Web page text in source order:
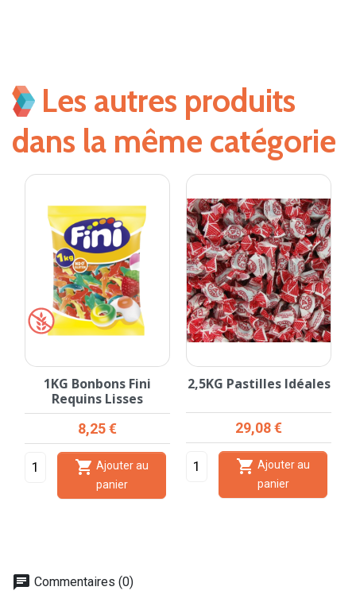
Les autres produits
dans la même catégorie
1KG Bonbons Fini
Requins Lisses
Prix
8,25 €
 Ajouter au
panier
2,5KG Pastilles Idéales
Prix
29,08 €
 Ajouter au
panier
chat Commentaires (0)